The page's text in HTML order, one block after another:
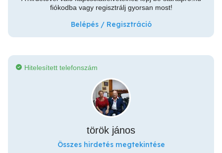
fiókodba vagy regisztrálj gyorsan most!
Belépés / Regisztráció
Hitelesített telefonszám
török jános
Összes hirdetés megtekintése